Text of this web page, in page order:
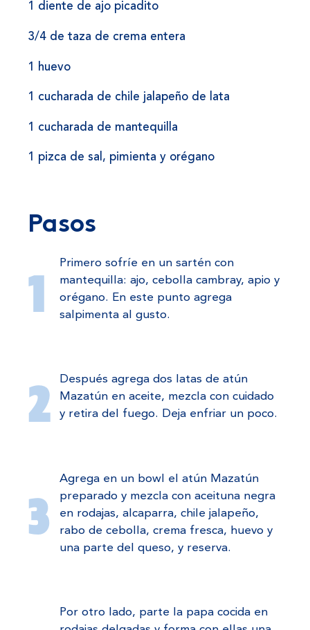
1 diente de ajo picadito
3/4 de taza de crema entera
1 huevo
1 cucharada de chile jalapeño de lata
1 cucharada de mantequilla
1 pizca de sal, pimienta y orégano
Pasos
Primero sofríe en un sartén con
mantequilla: ajo, cebolla cambray, apio y
orégano. En este punto agrega
salpimenta al gusto.
Después agrega dos latas de atún
Mazatún en aceite, mezcla con cuidado
y retira del fuego. Deja enfriar un poco.
Agrega en un bowl el atún Mazatún
preparado y mezcla con aceituna negra
en rodajas, alcaparra, chile jalapeño,
rabo de cebolla, crema fresca, huevo y
una parte del queso, y reserva.
Por otro lado, parte la papa cocida en